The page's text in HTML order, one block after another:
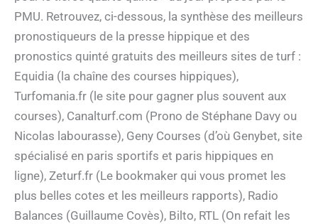
PMU. Retrouvez, ci-dessous, la synthèse des meilleurs
pronostiqueurs de la presse hippique et des
pronostics quinté gratuits des meilleurs sites de turf :
Equidia (la chaîne des courses hippiques),
Turfomania.fr (le site pour gagner plus souvent aux
courses), Canalturf.com (Prono de Stéphane Davy ou
Nicolas labourasse), Geny Courses (d’où Genybet, site
spécialisé en paris sportifs et paris hippiques en
ligne), Zeturf.fr (Le bookmaker qui vous promet les
plus belles cotes et les meilleurs rapports), Radio
Balances (Guillaume Covès), Bilto, RTL (On refait les